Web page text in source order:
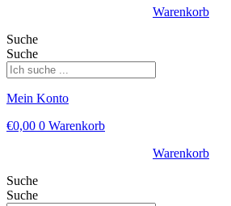
Warenkorb
Suche
Suche
Mein Konto
€0,00 0 Warenkorb
Warenkorb
Suche
Suche